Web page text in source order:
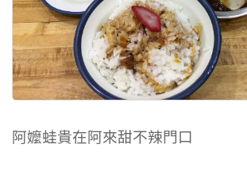
阿嬤蛙貴在阿來甜不辣門口